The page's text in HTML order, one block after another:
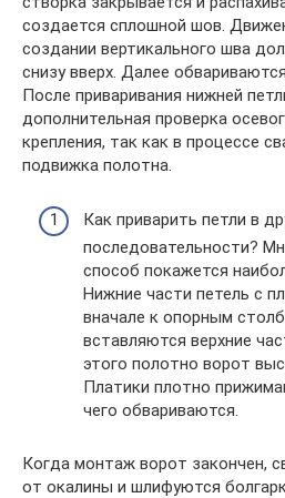
создается сплошной шов.
создании вертикального шва
снизу вверх. Далее
После приваривания нижней
дополнительная проверка
крепления, так как в процессе
подвижка полотна.
Как приварить петли в
последовательности?
способ покажется
Нижние части петель с
вначале к опорным
вставляются верхние
этого полотно ворот
Платики плотно
чего обвариваются.
Когда монтаж ворот закончен,
от окалины и шлифуются